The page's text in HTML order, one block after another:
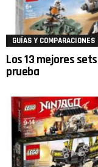
GUÍAS Y COMPARACIONES
Los 13 mejores
prueba